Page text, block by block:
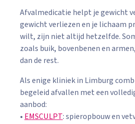
Afvalmedicatie helpt je gewicht
gewicht verliezen en je lichaam
wilt, zijn niet altijd hetzelfde.
zoals buik, bovenbenen en
dan de rest.
Als enige kliniek in Limburg
begeleid afvallen met een
aanbod:
• EMSCULPT: spieropbouw en